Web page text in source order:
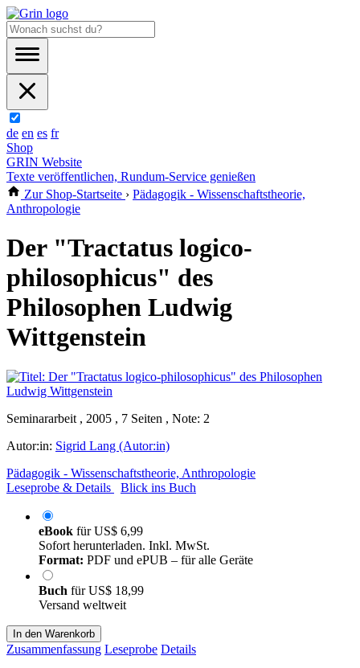
de en es fr
Shop
GRIN Website
Texte veröffentlichen, Rundum-Service genießen
Zur Shop-Startseite › Pädagogik - Wissenschaftstheorie,
Anthropologie
Der "Tractatus logico-
philosophicus" des
Philosophen Ludwig
Wittgenstein
Seminararbeit , 2005 , 7 Seiten , Note: 2
Autor:in: Sigrid Lang (Autor:in)
Pädagogik - Wissenschaftstheorie, Anthropologie
Leseprobe & Details
Blick ins Buch
eBook fürUS$ 6,99
Sofort herunterladen. Inkl. MwSt.
Format: PDF und ePUB – für alle Geräte
Buch fürUS$ 18,99
Versand weltweit
In den Warenkorb
Zusammenfassung Leseprobe Details